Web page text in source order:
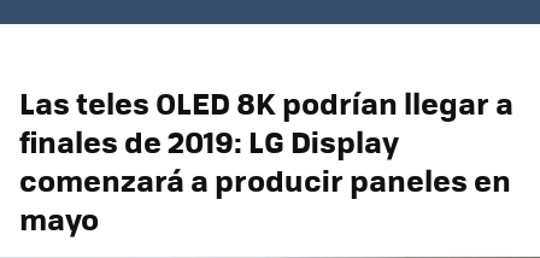
Las teles OLED 8K podrían llegar a
finales de 2019: LG Display
comenzará a producir paneles en
mayo